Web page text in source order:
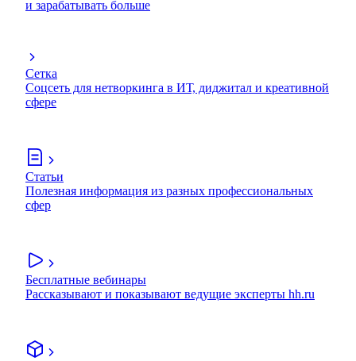
и зарабатывать больше
Сетка
Соцсеть для нетворкинга в ИТ, диджитал и креативной
сфере
Статьи
Полезная информация из разных профессиональных
сфер
Бесплатные вебинары
Рассказывают и показывают ведущие эксперты hh.ru